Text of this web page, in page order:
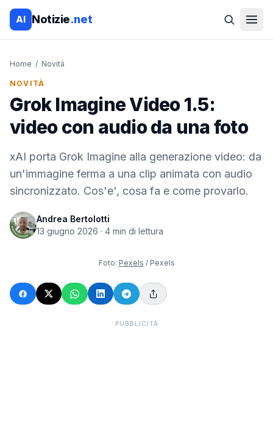
AI Notizie.net
Home / Novità
NOVITÀ
Grok Imagine Video 1.5:
video con audio da una foto
xAI porta Grok Imagine alla generazione video: da
un'immagine ferma a una clip animata con audio
sincronizzato. Cos'e', cosa fa e come provarlo.
Andrea Bertolotti
13 giugno 2026 · 4 min di lettura
Foto: Pexels / Pexels
PUBBLICITÀ